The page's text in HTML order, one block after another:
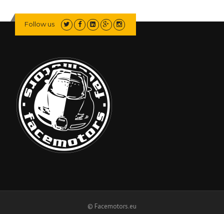
Follow us
© Facemotors.eu